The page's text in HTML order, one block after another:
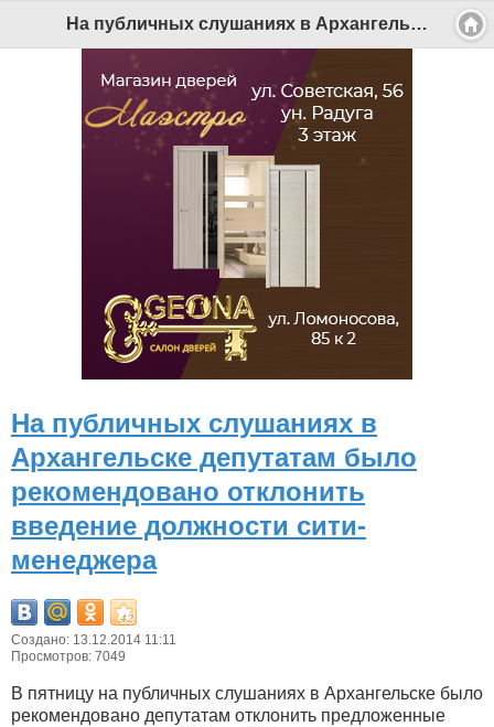
На публичных слушаниях в Архангельске депутатам было рекомендовано отклонить введение должности сити-менеджера - Беломорканал Северодвинск tv29.ru
На публичных слушаниях в
Архангельске депутатам было
рекомендовано отклонить
введение должности сити-
менеджера
Создано: 13.12.2014 11:11
Просмотров: 7049
В пятницу на публичных слушаниях в Архангельске было
рекомендовано депутатам отклонить предложенные